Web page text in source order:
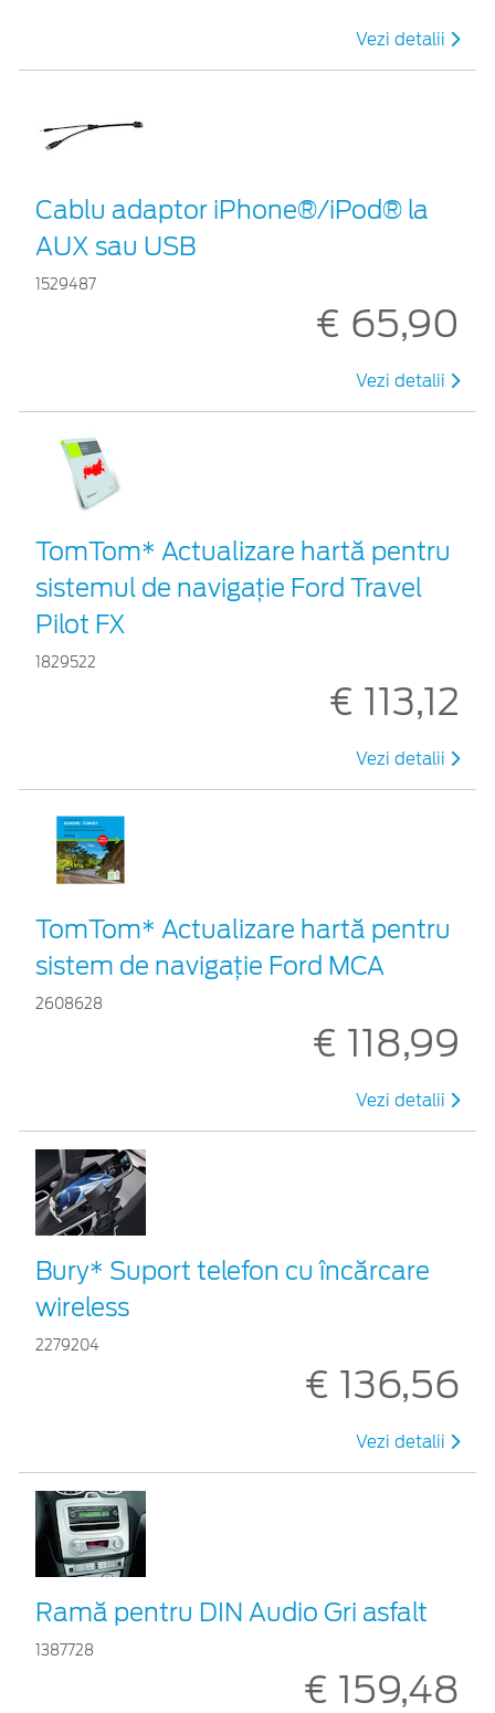
Vezi detalii
Cablu adaptor iPhone®/iPod® la
AUX sau USB
1529487
€ 65,90
Vezi detalii
TomTom* Actualizare hartă pentru
sistemul de navigație Ford Travel
Pilot FX
1829522
€ 113,12
Vezi detalii
TomTom* Actualizare hartă pentru
sistem de navigație Ford MCA
2608628
€ 118,99
Vezi detalii
Bury* Suport telefon cu încărcare
wireless
2279204
€ 136,56
Vezi detalii
Ramă pentru DIN Audio Gri asfalt
1387728
€ 159,48